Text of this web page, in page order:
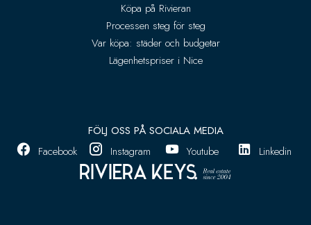
Köpa på Rivieran
Processen steg för steg
Var köpa: städer och budgetar
Lägenhetspriser i Nice
FÖLJ OSS PÅ SOCIALA MEDIA
Facebook
Instagram Youtube Linkedin